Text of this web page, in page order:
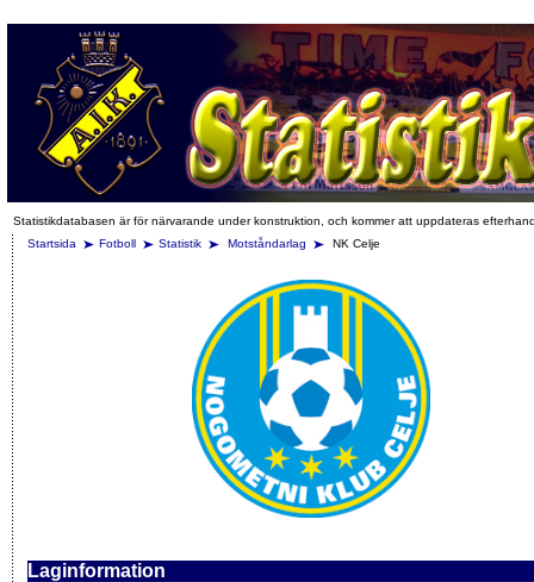
Statistikdatabasen är för närvarande under konstruktion, och kommer att uppdateras
Startsida
Fotboll Statistik Motståndarlag NK Celje
Laginformation